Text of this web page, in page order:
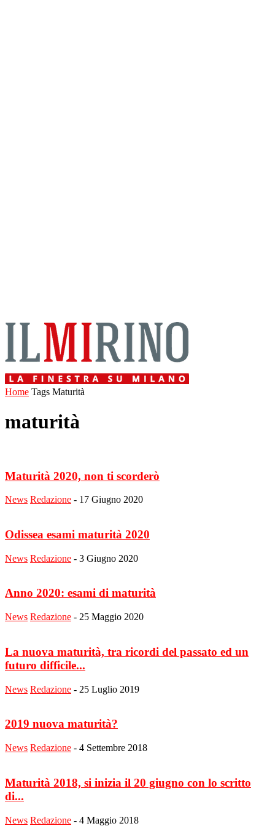
Home Tags Maturità
maturità
Maturità 2020, non ti scorderò
News Redazione - 17 Giugno 2020
Odissea esami maturità 2020
News Redazione - 3 Giugno 2020
Anno 2020: esami di maturità
News Redazione - 25 Maggio 2020
La nuova maturità, tra ricordi del passato ed un
futuro difficile...
News Redazione - 25 Luglio 2019
2019 nuova maturità?
News Redazione - 4 Settembre 2018
Maturità 2018, si inizia il 20 giugno con lo scritto
di...
News Redazione - 4 Maggio 2018